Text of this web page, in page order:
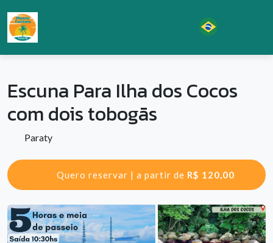
Escuna Para Ilha dos Cocos
com dois tobogãs
Paraty
Quero reservar | a partir de R$ 120,00